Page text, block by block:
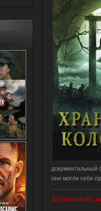
документальный
они могли себе
Хранитель